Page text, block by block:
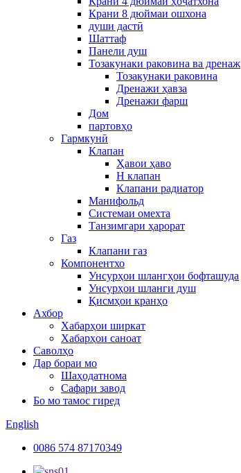
Крани 8 дюймаи ошхона
души дастӣ
Шаттаф
Панели душ
Тозакунаки раковина ва дренаж
Тозакунаки раковина
Дренажи ҳавза
Дренажи фарш
Дом
партовҳо
Гармкунӣ
Клапан
Ҳавои ҳаво
H клапан
Клапани радиатор
Манифольд
Системаи омехта
Танзимгари ҳарорат
Газ
Клапани газ
Компонентхо
Унсурҳои шлангҳои бофташуда
Унсурҳои шланги душ
Қисмҳои кранҳо
Ахбор
Хабарҳои ширкат
Хабарҳои саноат
Саволҳо
Дар бораи мо
Шаҳодатнома
Сафари завод
Бо мо тамос гиред
English
0086 574 87170349